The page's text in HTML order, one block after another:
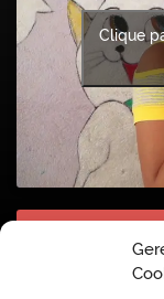
Clique